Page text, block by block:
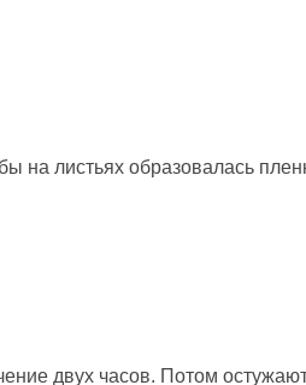
на листьях образовалась
двух часов. Потом